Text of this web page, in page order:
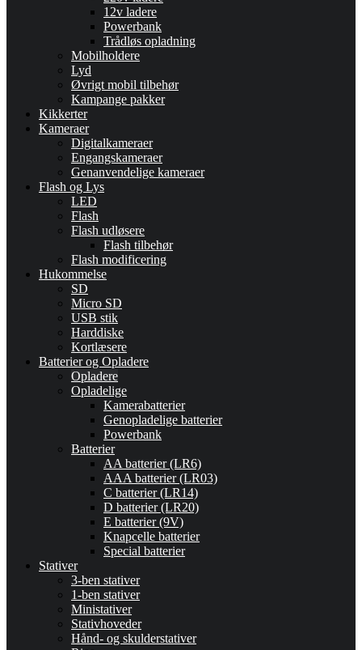
12v ladere
Powerbank
Trådløs opladning
Mobilholdere
Lyd
Øvrigt mobil tilbehør
Kampange pakker
Kikkerter
Kameraer
Digitalkameraer
Engangskameraer
Genanvendelige kameraer
Flash og Lys
LED
Flash
Flash udløsere
Flash tilbehør
Flash modificering
Hukommelse
SD
Micro SD
USB stik
Harddiske
Kortlæsere
Batterier og Opladere
Opladere
Opladelige
Kamerabatterier
Genopladelige batterier
Powerbank
Batterier
AA batterier (LR6)
AAA batterier (LR03)
C batterier (LR14)
D batterier (LR20)
E batterier (9V)
Knapcelle batterier
Special batterier
Stativer
3-ben stativer
1-ben stativer
Ministativer
Stativhoveder
Hånd- og skulderstativer